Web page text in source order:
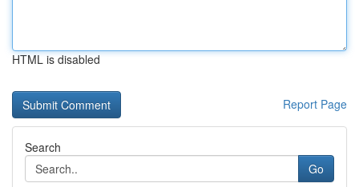
HTML is disabled
Report Page
Search
Go